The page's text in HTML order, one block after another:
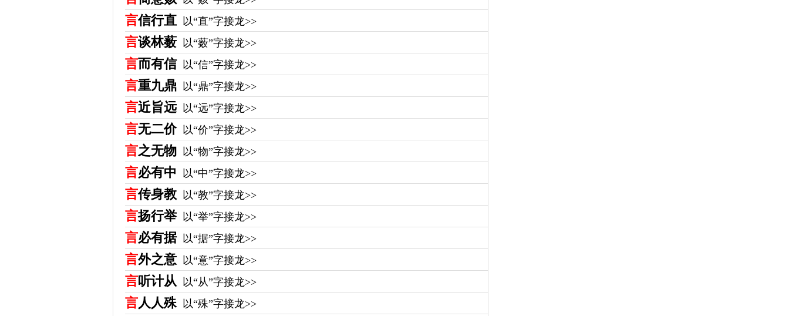
言信行直 以“直”字接龙>>
言谈林薮 以“薮”字接龙>>
言而有信 以“信”字接龙>>
言重九鼎 以“鼎”字接龙>>
言近旨远 以“远”字接龙>>
言无二价 以“价”字接龙>>
言之无物 以“物”字接龙>>
言必有中 以“中”字接龙>>
言传身教 以“教”字接龙>>
言扬行举 以“举”字接龙>>
言必有据 以“据”字接龙>>
言外之意 以“意”字接龙>>
言听计从 以“从”字接龙>>
言人人殊 以“殊”字接龙>>